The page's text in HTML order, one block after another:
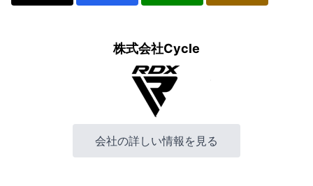
株式会社Cycle
会社の詳しい情報を見る